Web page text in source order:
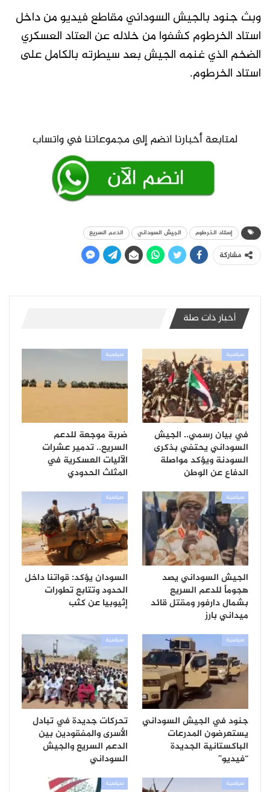
وبث جنود بالجيش السوداني مقاطع فيديو من داخل
استاد الخرطوم كشفوا من خلاله عن العتاد العسكري
الضخم الذي غنمه الجيش بعد سيطرته بالكامل على
استاد الخرطوم.
إستاد الخرطوم الجيش السوداني الدعم السريع
مشاركة
أخبار ذات صلة
سياسية
في بيان رسمي.. الجيش
السوداني يحتفي بذكرى
السودنة ويؤكد مواصلة
الدفاع عن الوطن
سياسية
ضربة موجعة للدعم
السريع.. تدمير عشرات
الآليات العسكرية في
المثلث الحدودي
سياسية
الجيش السوداني يصد
هجوماً للدعم السريع
بشمال دارفور ومقتل قائد
ميداني بارز
سياسية
السودان يؤكد: قواتنا داخل
الحدود وتتابع تطورات
إثيوبيا عن كثب
سياسية
جنود في الجيش السوداني
يستعرضون المدرعات
الباكستانية الجديدة
“فيديو”
سياسية
تحركات جديدة في تبادل
الأسرى والمفقودين بين
الدعم السريع والجيش
السوداني
سياسية سياسية